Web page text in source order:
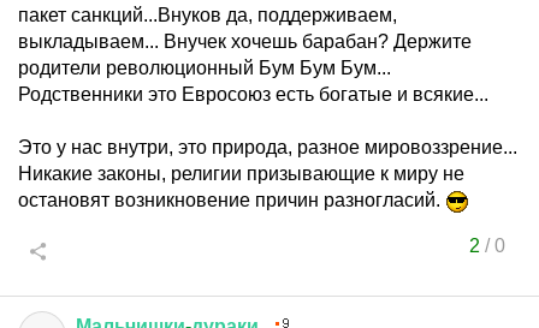
пакет санкций...Внуков да, поддерживаем,
выкладываем... Внучек хочешь барабан? Держите
родители революционный Бум Бум Бум...
Родственники это Евросоюз есть богатые и всякие...
Это у нас внутри, это природа, разное мировоззрение...
Никакие законы, религии призывающие к миру не
остановят возникновение причин разногласий.
2 /0